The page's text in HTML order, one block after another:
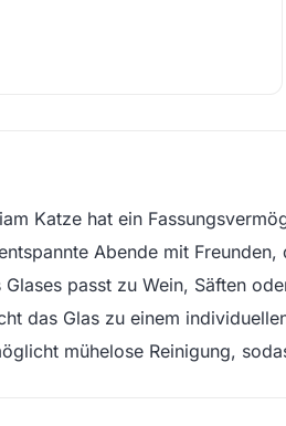
Katze hat ein
Abende mit
passt zu Wein, Säften
das Glas zu einem
mühelose Reinigung,